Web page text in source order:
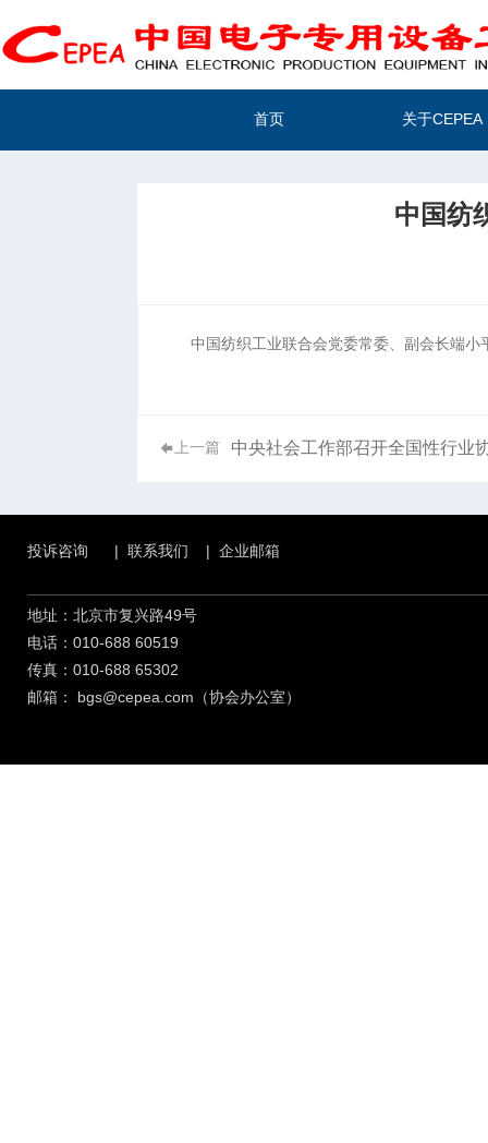
首页 关于CEPEA
中国纺
中国纺织工业联合会党委常委、副会长端
上一篇 中央社会工作部召开全国性行业
地址：北京市复兴路49号
电话：010-688 60519
传真：010-688 65302
邮箱：
bgs@cepea.com（协会办公室）
投诉咨询 | 联系我们 | 企业邮箱